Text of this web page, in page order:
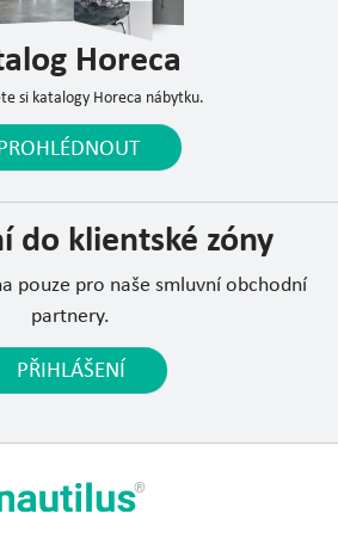
Horeca
si katalogy Horeca nábytku.
do klientské zóny
pouze pro naše smluvní obchodní
partnery.
PŘIHLÁŠENÍ